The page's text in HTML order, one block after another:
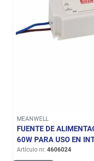
MEANWELL
FUENTE DE
60W PARA USO EN
Artículo nr. 4606024